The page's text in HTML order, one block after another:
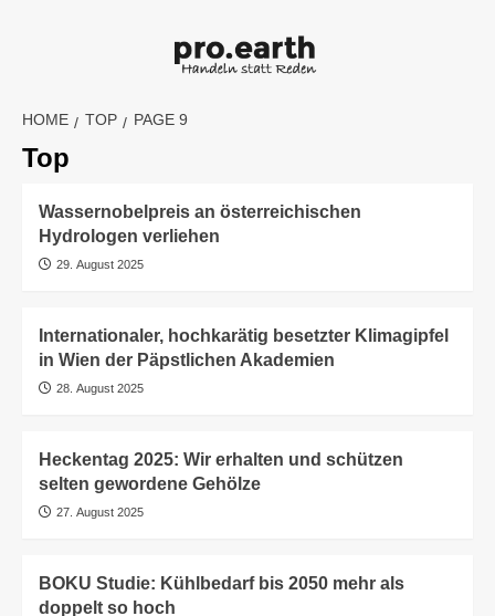
HOME TOP PAGE 9
Top
Wassernobelpreis an österreichischen
Hydrologen verliehen
29. August 2025
Internationaler, hochkarätig besetzter Klimagipfel
in Wien der Päpstlichen Akademien
28. August 2025
Heckentag 2025: Wir erhalten und schützen
selten gewordene Gehölze
27. August 2025
BOKU Studie: Kühlbedarf bis 2050 mehr als
doppelt so hoch